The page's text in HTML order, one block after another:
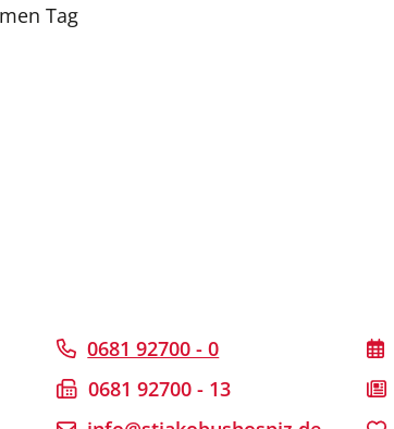
Tag
0681 92700 - 0
0681 92700 - 13